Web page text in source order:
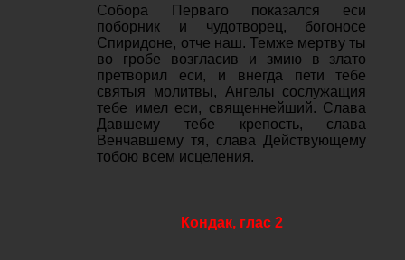
Собора Перваго показался еси
поборник и чудотворец, богоносе
Спиридоне, отче наш. Темже мертву ты
во гробе возгласив и змию в злато
претворил еси, и внегда пети тебе
святыя молитвы, Ангелы сослужащия
тебе имел еси, священнейший. Слава
Давшему тебе крепость, слава
Венчавшему тя, слава Действующему
тобою всем исцеления.
Кондак, глас 2